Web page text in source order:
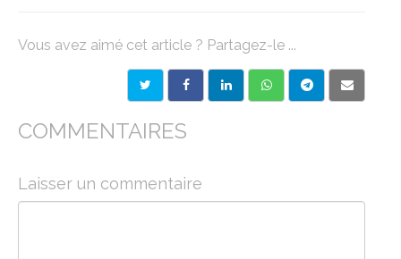
Vous avez aimé cet article ? Partagez-le ...
COMMENTAIRES
Laisser un commentaire